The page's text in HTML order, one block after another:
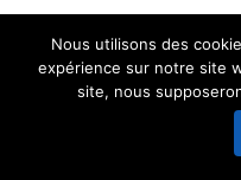
Nous utilisons des
expérience sur notre site
site, nous